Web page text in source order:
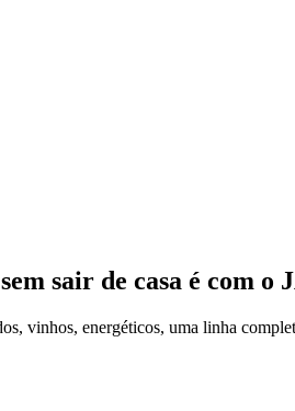
sem sair de casa é com o
vinhos, energéticos, uma linha